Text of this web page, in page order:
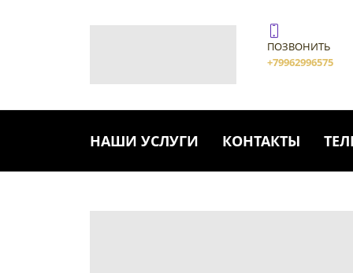
ПОЗВОНИТЬ
+79962996575
НАШИ УСЛУГИ КОНТАКТЫ